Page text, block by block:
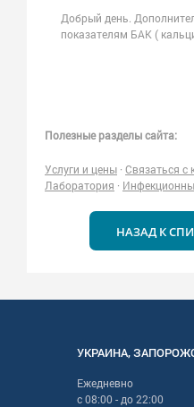
Добрый день.
показателям БАК (
Полезные разделы сайта:
Услуги и цены · Связаться с
Лаборатория ·
НАЗАД К
УКРАИНА,
Ежедневно
с08:00 - до22:00